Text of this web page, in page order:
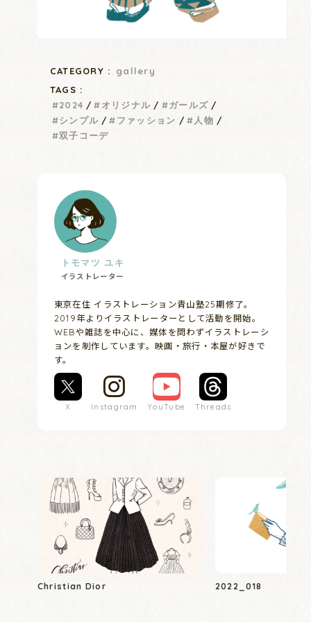
CATEGORY :
gallery
TAGS :
2024
オリジナル
ガールズ
シンプル
ファッション
人物
双子コーデ
トモマツ ユキ
イラストレーター
東京在住 イラストレーション青山塾25期修了。
2019年よりイラストレーターとして活動を開始。
WEBや雑誌を中心に、媒体を問わずイラストレーシ
ョンを制作しています。映画・旅行・本屋が好きで
す。
X Instagram YouTube Threads
Christian Dior 2022_018